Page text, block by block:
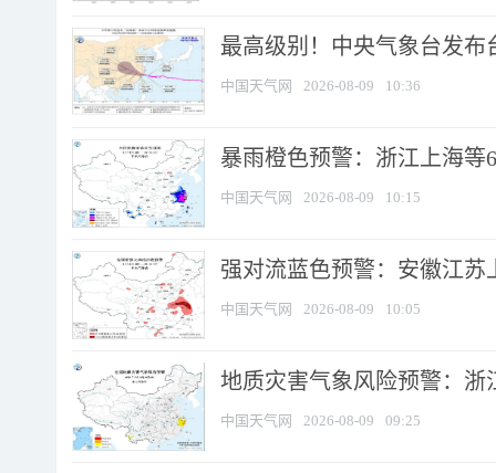
最高级别！中央气象台发布
中国天气网 2026-08-09 10:36
暴雨橙色预警：浙江上海等
中国天气网 2026-08-09 10:15
强对流蓝色预警：安徽江苏
中国天气网 2026-08-09 10:05
地质灾害气象风险预警：浙
中国天气网 2026-08-09 09:25